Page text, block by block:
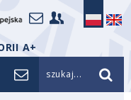
A+
szukaj...